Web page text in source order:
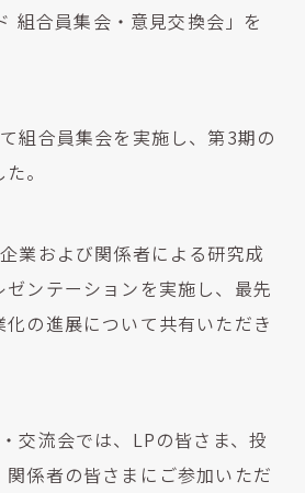
組合員集会・意見交換会」を
組合員集会を実施し、第3期の
。
業および関係者による研究成
ンテーションを実施し、最先
の進展について共有いただき
交流会では、LPの皆さま、投
係者の皆さまにご参加いただ